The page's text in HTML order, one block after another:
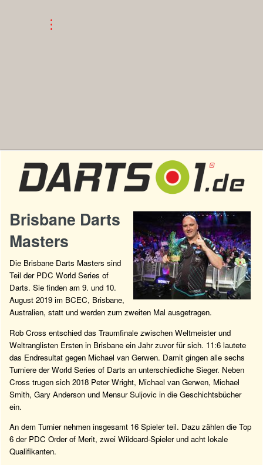
Brisbane Darts
Masters
Die Brisbane Darts Masters sind
Teil der PDC World Series of
Darts. Sie finden am 9. und 10.
August 2019 im BCEC, Brisbane,
Australien, statt und werden zum zweiten Mal ausgetragen.
Rob Cross entschied das Traumfinale zwischen Weltmeister und
Weltranglisten Ersten in Brisbane ein Jahr zuvor für sich. 11:6 lautete
das Endresultat gegen Michael van Gerwen. Damit gingen alle sechs
Turniere der World Series of Darts an unterschiedliche Sieger. Neben
Cross trugen sich 2018 Peter Wright, Michael van Gerwen, Michael
Smith, Gary Anderson und Mensur Suljovic in die Geschichtsbücher
ein.
An dem Turnier nehmen insgesamt 16 Spieler teil. Dazu zählen die Top
6 der PDC Order of Merit, zwei Wildcard-Spieler und acht lokale
Qualifikanten.